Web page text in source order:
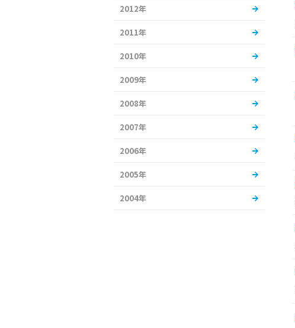
2012年
2011年
2010年
2009年
2008年
2007年
2006年
2005年
2004年